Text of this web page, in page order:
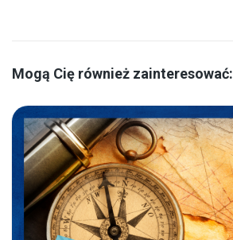
Mogą Cię również zainteresować: